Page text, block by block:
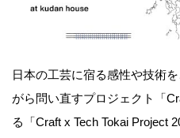
日本の工芸に宿る感性や技術
がら問い直すプロジェクト「
る「Craft x Tech Tokai Project